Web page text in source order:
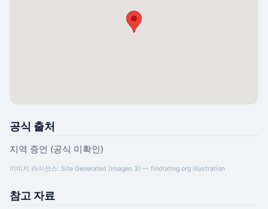
공식 출처
지역 증언 (공식 미확인)
이미지 라이선스: Site Generated (Imagen 3) — findlatlng.org illustration
참고 자료